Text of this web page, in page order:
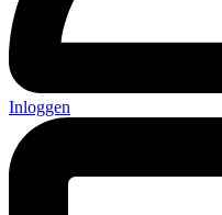
Inloggen